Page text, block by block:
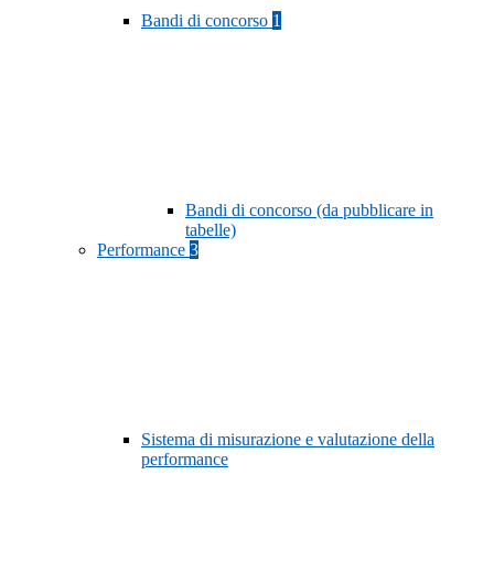
Bandi di concorso 1
Bandi di concorso (da pubblicare in
tabelle)
Performance 3
Sistema di misurazione e valutazione della
performance